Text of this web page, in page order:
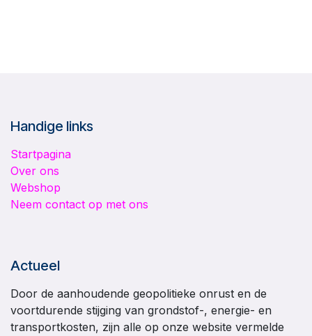
Handige links
Startpagina
Over ons
Webshop
Neem contact op met ons
Actueel
Door de aanhoudende geopolitieke onrust en de
voortdurende stijging van grondstof-, energie- en
transportkosten, zijn alle op onze website vermelde